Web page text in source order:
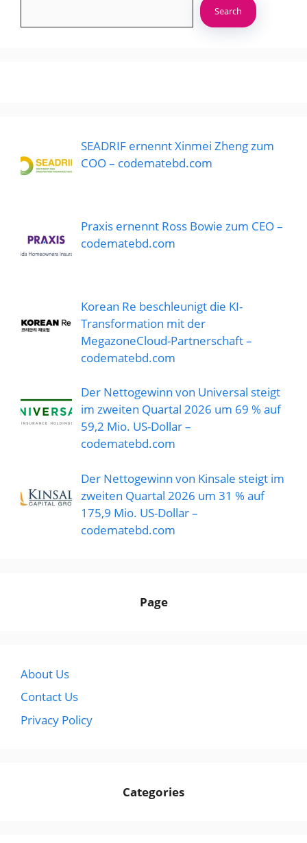
Search
SEADRIF ernennt Xinmei Zheng zum
COO – codematebd.com
Praxis ernennt Ross Bowie zum CEO –
codematebd.com
Korean Re beschleunigt die KI-
Transformation mit der
MegazoneCloud-Partnerschaft –
codematebd.com
Der Nettogewinn von Universal steigt
im zweiten Quartal 2026 um 69 % auf
59,2 Mio. US-Dollar –
codematebd.com
Der Nettogewinn von Kinsale steigt im
zweiten Quartal 2026 um 31 % auf
175,9 Mio. US-Dollar –
codematebd.com
Page
About Us
Contact Us
Privacy Policy
Categories